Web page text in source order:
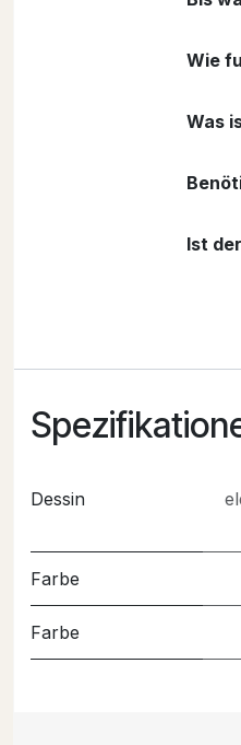
Wie
Was
Ist
Dessin
Farbe
Farbe